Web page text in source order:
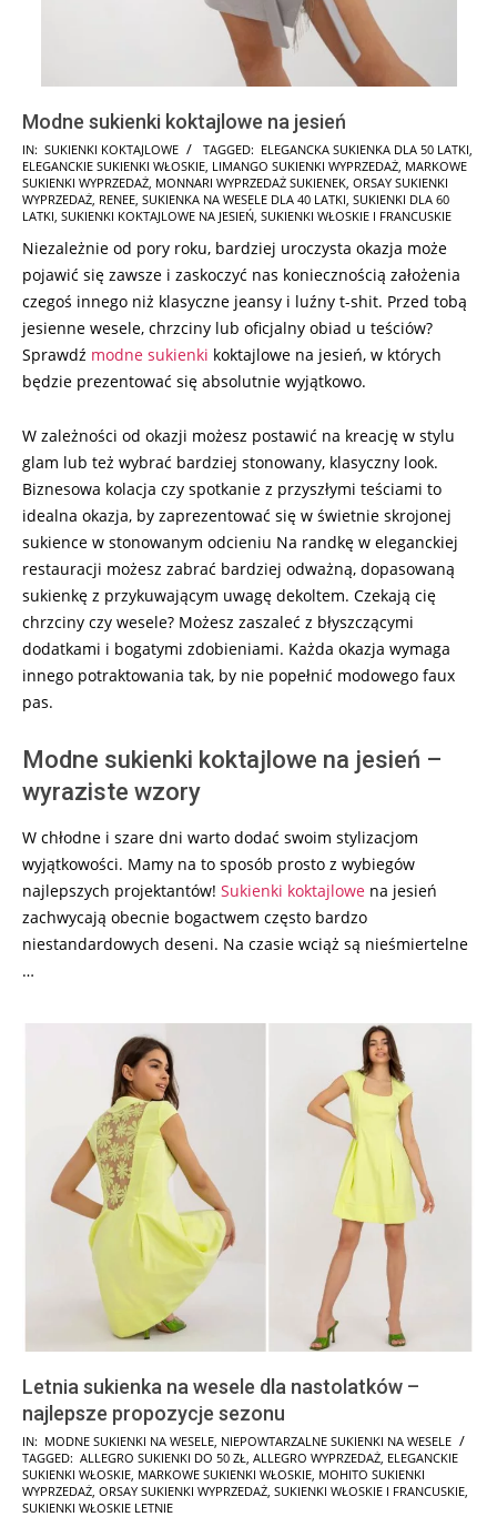
Modne sukienki koktajlowe na jesień
2024-
11-
20
IN: SUKIENKI KOKTAJLOWE TAGGED: ELEGANCKA SUKIENKA DLA 50 LATKI,
ELEGANCKIE SUKIENKI WŁOSKIE, LIMANGO SUKIENKI WYPRZEDAŻ, MARKOWE
SUKIENKI WYPRZEDAŻ, MONNARI WYPRZEDAŻ SUKIENEK, ORSAY SUKIENKI
WYPRZEDAŻ, RENEE, SUKIENKA NA WESELE DLA 40 LATKI, SUKIENKI DLA 60
LATKI, SUKIENKI KOKTAJLOWE NA JESIEŃ, SUKIENKI WŁOSKIE I FRANCUSKIE
Niezależnie od pory roku, bardziej uroczysta okazja może
pojawić się zawsze i zaskoczyć nas koniecznością założenia
czegoś innego niż klasyczne jeansy i luźny t-shit. Przed tobą
jesienne wesele, chrzciny lub oficjalny obiad u teściów?
Sprawdź modne sukienki koktajlowe na jesień, w których
będzie prezentować się absolutnie wyjątkowo.
W zależności od okazji możesz postawić na kreację w stylu
glam lub też wybrać bardziej stonowany, klasyczny look.
Biznesowa kolacja czy spotkanie z przyszłymi teściami to
idealna okazja, by zaprezentować się w świetnie skrojonej
sukience w stonowanym odcieniu Na randkę w eleganckiej
restauracji możesz zabrać bardziej odważną, dopasowaną
sukienkę z przykuwającym uwagę dekoltem. Czekają cię
chrzciny czy wesele? Możesz zaszaleć z błyszczącymi
dodatkami i bogatymi zdobieniami. Każda okazja wymaga
innego potraktowania tak, by nie popełnić modowego faux
pas.
Modne sukienki koktajlowe na jesień –
wyraziste wzory
W chłodne i szare dni warto dodać swoim stylizacjom
wyjątkowości. Mamy na to sposób prosto z wybiegów
najlepszych projektantów! Sukienki koktajlowe na jesień
zachwycają obecnie bogactwem często bardzo
niestandardowych deseni. Na czasie wciąż są nieśmiertelne
…
Letnia sukienka na wesele dla nastolatków –
najlepsze propozycje sezonu
2024-
07-
16
IN: MODNE SUKIENKI NA WESELE NIEPOWTARZALNE SUKIENKI NA WESELE
TAGGED: ALLEGRO SUKIENKI DO 50 ZŁ ALLEGRO WYPRZEDAŻ ELEGANCKIE
SUKIENKI WŁOSKIE MARKOWE SUKIENKI WŁOSKIE MOHITO SUKIENKI
WYPRZEDAŻ ORSAY SUKIENKI WYPRZEDAŻ SUKIENKI WŁOSKIE I FRANCUSKIE
SUKIENKI WŁOSKIE LETNIE